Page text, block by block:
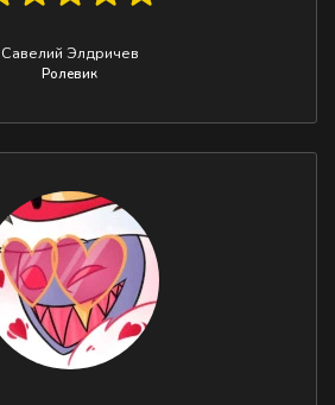
Савелий Элдричев
Ролевик